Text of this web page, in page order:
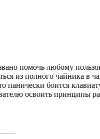
помочь любому
из полного чайника в
панически боится
освоить принципы